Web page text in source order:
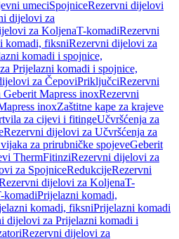
umeciSpojniceRezervni dijelovi
dijelovi za
za KoljenaT-komadiRezervni
komadi, fiksniRezervni dijelovi za
komadi i spojnice,
Prijelazni komadi i spojnice,
za ČepoviPriključciRezervni
Geberit Mapress inoxRezervni
inoxZaštitne kape za krajeve
za cijevi i fitingeUčvršćenja za
Rezervni dijelovi za Učvršćenja za
vijaka za prirubničke spojeveGeberit
ThermFitinziRezervni dijelovi za
za SpojniceRedukcijeRezervni
dijelovi za KoljenaT-
komadiPrijelazni komadi,
komadi, fiksniPrijelazni komadi
dijelovi za Prijelazni komadi i
Rezervni dijelovi za